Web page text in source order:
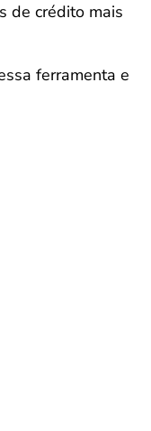
de crédito mais
ferramenta e